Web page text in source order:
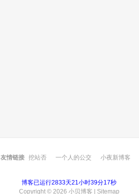
友情链接 挖站否 一个人的公交 小夜新博客
博客已运行2833天21小时39分17秒
Copyright © 2026 小贝博客 Sitemap